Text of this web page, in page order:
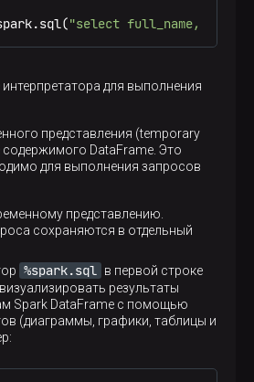
"select full_name, age
для выполнения
представления (temporary
DataFrame. Это
для выполнения запросов
представлению.
сохраняются в отдельный
%spark.sql в первой строке
результаты
Spark DataFrame с помощью
(диаграммы, графики, таблицы и